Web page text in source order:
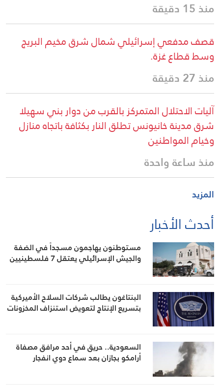
منذ 15 دقيقة
قصف مدفعي إسرائيلي شمال شرق مخيم البريج
وسط قطاع غزة.
منذ 27 دقيقة
آليات الاحتلال المتمركز بالقرب من دوار بني سهيلا
شرق مدينة خانيونس تطلق النار بكثافة باتجاه منازل
وخيام المواطنين
منذ ساعة واحدة
المزيد
أحدث الأخبار
مستوطنون يهاجمون مسجداً في الضفة
والجيش الإسرائيلي يعتقل 7 فلسطينيين
البنتاغون يطالب شركات السلاح الأميركية
بتسريع الإنتاج لتعويض استنزاف المخزونات
السعودية.. حريق في أحد مرافق مصفاة
أرامكو بجازان بعد سماع دوي انفجار